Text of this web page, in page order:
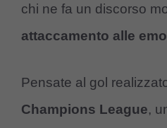
chi ne fa un discorso
attaccamento alle
Pensate al gol
Champions League,